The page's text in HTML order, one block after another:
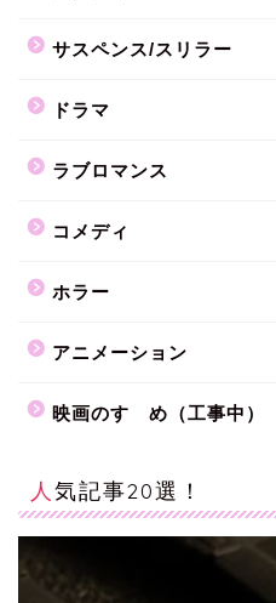
サスペンス/スリラー
ドラマ
ラブロマンス
コメディ
ホラー
アニメーション
映画のすゝめ（工事中）
人気記事20選！